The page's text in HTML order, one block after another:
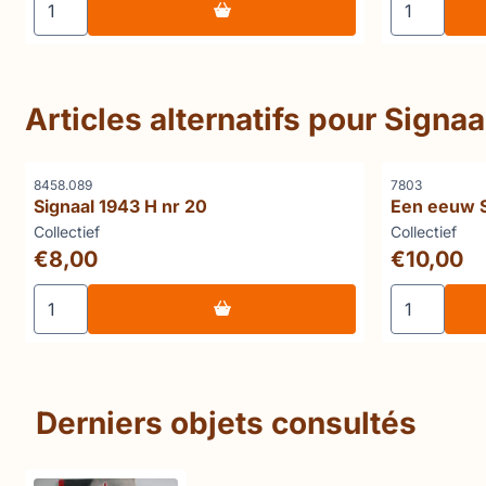
Articles alternatifs pour
Référence
8458.089
Signaal 1943 H nr 20
Marque :
Collectief
Prix: 8,00
€8,00
Choisir la quantité pour Signaal 1943 H nr 20
Référence
7803
Een eeuw
Marque :
Collectief
Prix: 10,00
€10,00
Choisir la
Derniers objets consultés